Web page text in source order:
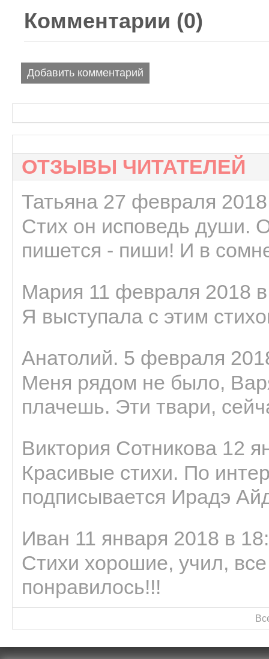
Комментарии (0)
Добавить комментарий
ОТЗЫВЫ ЧИТАТЕЛЕЙ
Татьяна 27 февраля
Стих он исповедь души.
пишется - пиши! И в
Мария 11 февраля 2018
Я выступала с этим
Анатолий. 5 февраля
Меня рядом не было,
плачешь. Эти твари,
Виктория Сотникова 12
Красивые стихи. По
подписывается Ирадэ
Иван 11 января 2018 в
Стихи хорошие, учил,
понравилось!!!